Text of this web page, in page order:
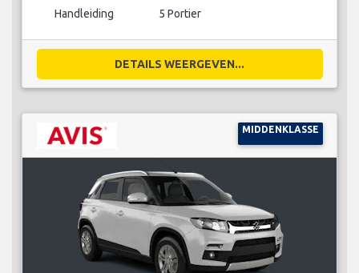
Handleiding 5 Portier
DETAILS WEERGEVEN...
MIDDENKLASSE